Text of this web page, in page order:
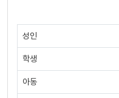
성인
학생
아동